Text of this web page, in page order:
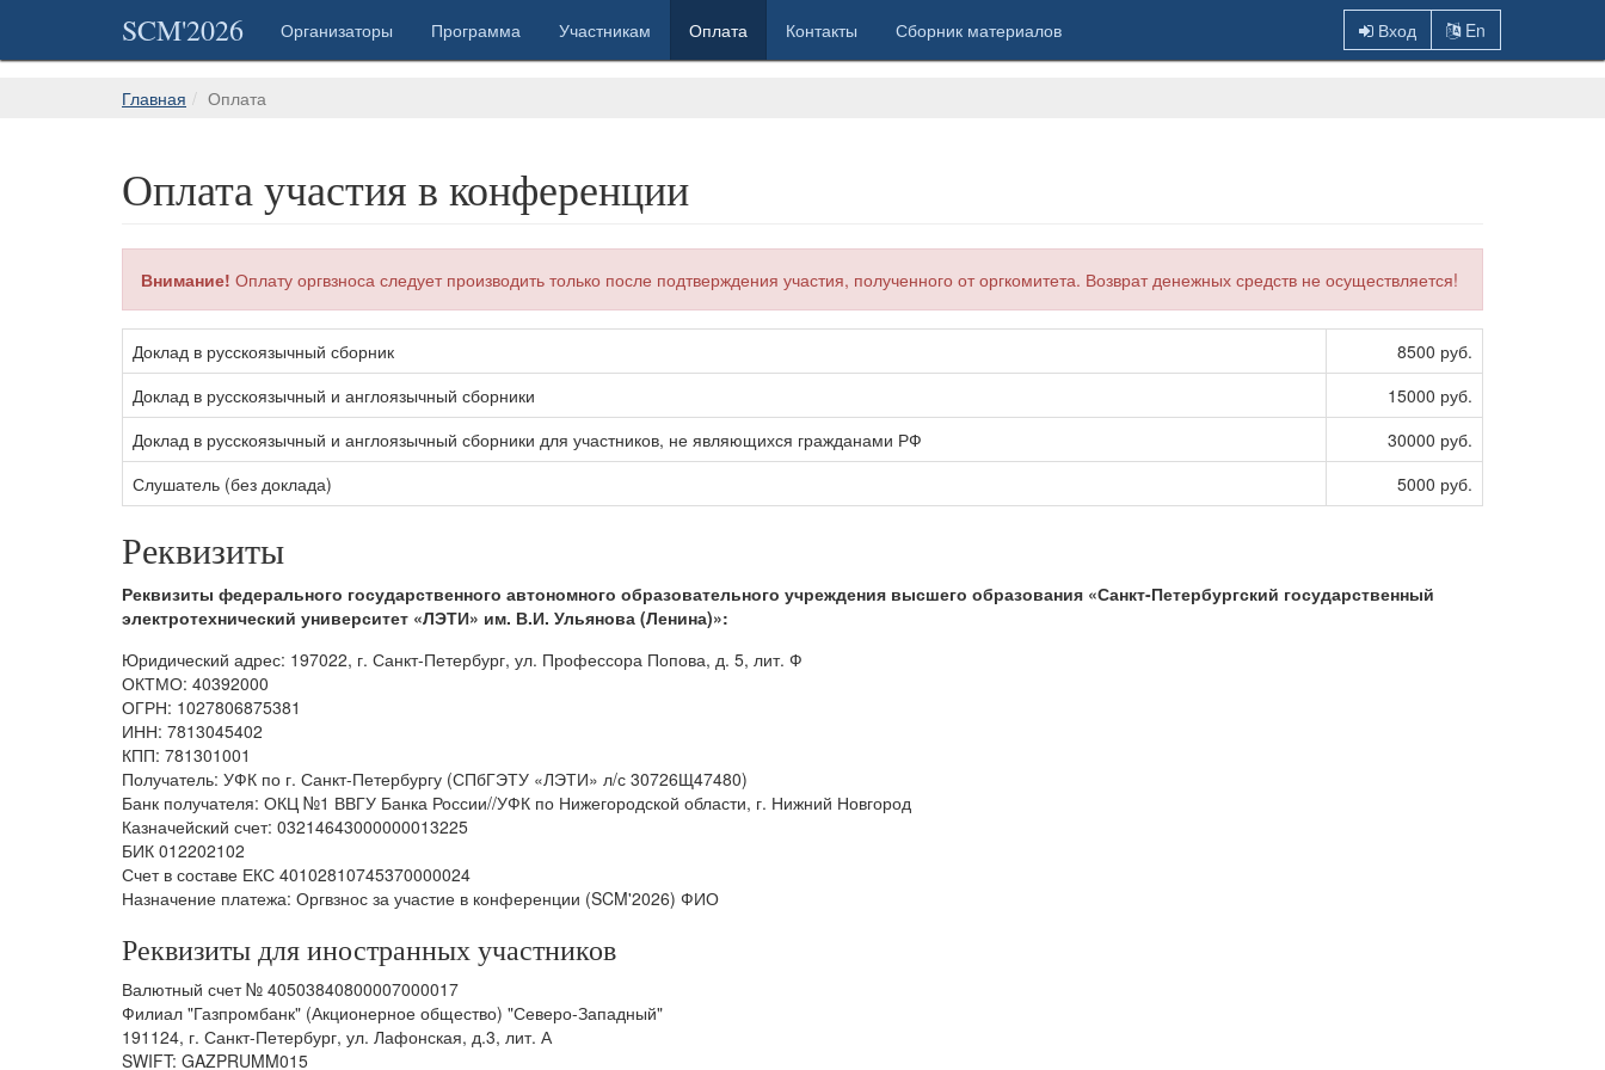
SCM'2026 Организаторы Программа Участникам Оплата Контакты Сборник материалов Вход En
Главная Оплата
Оплата участия в конференции
Внимание! Оплату оргвзноса следует производить только после подтверждения участия, полученного от оргкомитета. Возврат денежных средств не осуществляется!
Доклад в русскоязычный сборник
8500 руб.
Доклад в русскоязычный и англоязычный сборники
15000 руб.
Доклад в русскоязычный и англоязычный сборники для участников, не являющихся гражданами РФ
30000 руб.
Слушатель (без доклада)
5000 руб.
Реквизиты
Реквизиты федерального государственного автономного образовательного учреждения высшего образования «Санкт-Петербургский государственный
электротехнический университет «ЛЭТИ» им. В.И. Ульянова (Ленина)»:
Юридический адрес: 197022, г. Санкт-Петербург, ул. Профессора Попова, д. 5, лит. Ф
ОКТМО: 40392000
ОГРН: 1027806875381
ИНН: 7813045402
КПП: 781301001
Получатель: УФК по г. Санкт-Петербургу (СПбГЭТУ «ЛЭТИ» л/с 30726Щ47480)
Банк получателя: ОКЦ №1 ВВГУ Банка России//УФК по Нижегородской области, г. Нижний Новгород
Казначейский счет: 03214643000000013225
БИК 012202102
Счет в составе ЕКС 40102810745370000024
Назначение платежа: Оргвзнос за участие в конференции (SCM'2026) ФИО
Реквизиты для иностранных участников
Валютный счет № 40503840800007000017
Филиал "Газпромбанк" (Акционерное общество) "Северо-Западный"
191124, г. Санкт-Петербург, ул. Лафонская, д.3, лит. А
SWIFT: GAZPRUMM015